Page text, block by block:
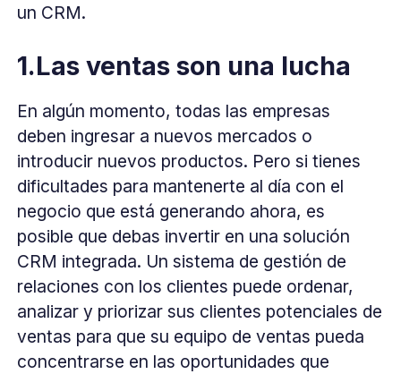
un CRM.
1.Las ventas son una lucha
En algún momento, todas las empresas
deben ingresar a nuevos mercados o
introducir nuevos productos. Pero si tienes
dificultades para mantenerte al día con el
negocio que está generando ahora, es
posible que debas invertir en una solución
CRM integrada. Un sistema de gestión de
relaciones con los clientes puede ordenar,
analizar y priorizar sus clientes potenciales de
ventas para que su equipo de ventas pueda
concentrarse en las oportunidades que